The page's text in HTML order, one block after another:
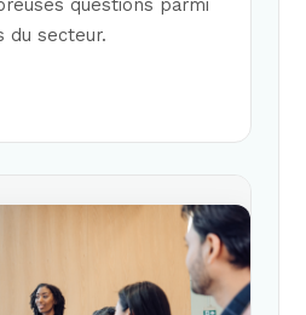
questions parmi
du secteur.